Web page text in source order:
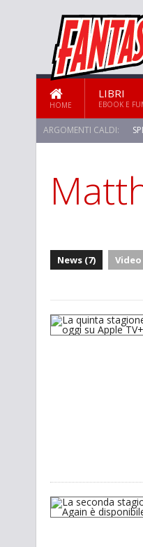
HOME
LIBRI
EBOOK E
ARGOMENTI CALDI:
News (7) Video